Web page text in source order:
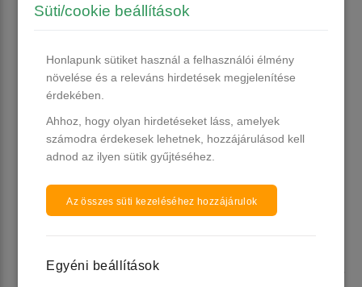
10 db raktáron
Kosárba Kosárba
Venalisa UV/LED Gél Lakk 7.5
Süti/cookie beállítások
Honlapunk sütiket használ a felhasználói élmény
növelése és a releváns hirdetések megjelenítése
érdekében.
Ahhoz, hogy olyan hirdetéseket láss, amelyek
számodra érdekesek lehetnek, hozzájárulásod kell
adnod az ilyen sütik gyűjtéséhez.
Az összes süti kezeléséhez hozzájárulok
Egyéni beállítások